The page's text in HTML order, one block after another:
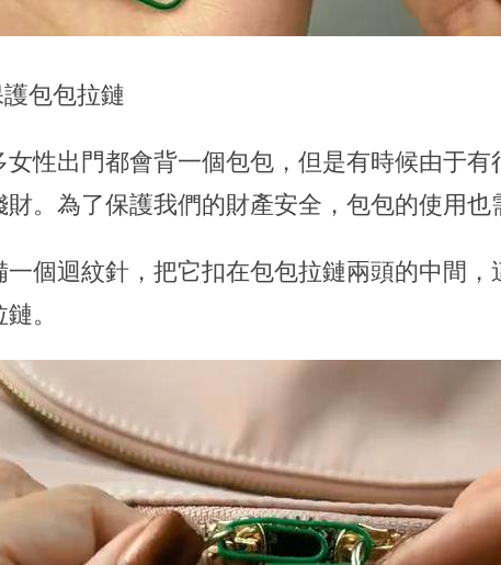
包包拉鏈
女性出門都會背一個包包，但是有時候由于
財。為了保護我們的財產安全，包包的使用也
一個迴紋針，把它扣在包包拉鏈兩頭的中間
。